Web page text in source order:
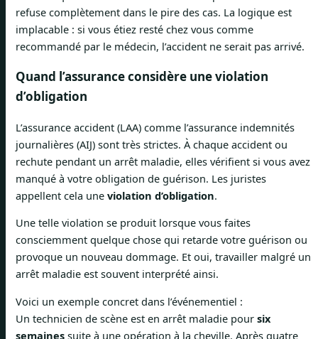
refuse complètement dans le pire des cas. La logique est
implacable : si vous étiez resté chez vous comme
recommandé par le médecin, l’accident ne serait pas arrivé.
Quand l’assurance considère une violation
d’obligation
L’assurance accident (LAA) comme l’assurance indemnités
journalières (AIJ) sont très strictes. À chaque accident ou
rechute pendant un arrêt maladie, elles vérifient si vous avez
manqué à votre obligation de guérison. Les juristes
appellent cela une violation d’obligation.
Une telle violation se produit lorsque vous faites
consciemment quelque chose qui retarde votre guérison ou
provoque un nouveau dommage. Et oui, travailler malgré un
arrêt maladie est souvent interprété ainsi.
Voici un exemple concret dans l’événementiel :
Un technicien de scène est en arrêt maladie pour six
semaines suite à une opération à la cheville. Après quatre